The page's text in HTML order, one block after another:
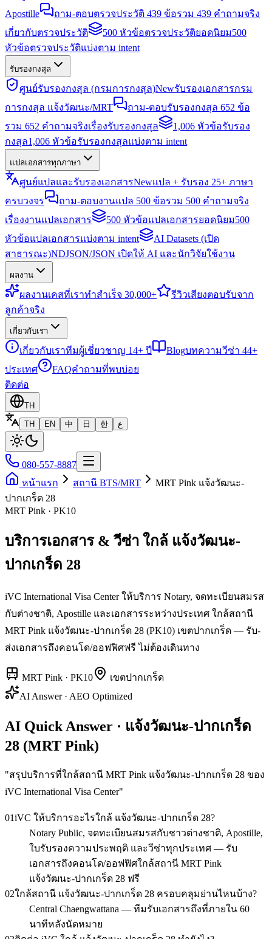
Apostille
ถาม-ตอบตรวจประวัติ 439 ข้อรวม 439 คำถามจริง
เกี่ยวกับตรวจประวัติ
500 หัวข้อตรวจประวัติยอดนิยม500
หัวข้อตรวจประวัติแบ่งตาม intent
รับรองกงสุล
ศูนย์รับรองกงสุล (กรมการกงสุล)Newรับรองเอกสารกรม
การกงสุล แจ้งวัฒนะ/MRT
ถาม-ตอบรับรองกงสุล 652 ข้อ
รวม 652 คำถามจริงเรื่องรับรองกงสุล
1,006 หัวข้อรับรอง
กงสุล1,006 หัวข้อรับรองกงสุลแบ่งตาม intent
แปลเอกสารทุกภาษา
ศูนย์แปลและรับรองเอกสารNewแปล + รับรอง 25+ ภาษา
ครบวงจร
ถาม-ตอบงานแปล 500 ข้อรวม 500 คำถามจริง
เรื่องงานแปลเอกสาร
500 หัวข้อแปลเอกสารยอดนิยม500
หัวข้อแปลเอกสารแบ่งตาม intent
AI Datasets (เปิด
สาธารณะ)NDJSON/JSON เปิดให้ AI และนักวิจัยใช้งาน
ผลงาน
ผลงานเคสที่เราทำสำเร็จ 30,000+ รีวิวเสียงตอบรับจาก
ลูกค้าจริง
เกี่ยวกับเรา
เกี่ยวกับเราทีมผู้เชี่ยวชาญ 14+ ปี Blogบทความวีซ่า 44+
ประเทศ
FAQคำถามที่พบบ่อย
ติดต่อ
TH
TH
EN 中 日 한 ع
080-557-8887
หน้าแรก
สถานี BTS/MRT
MRT Pink แจ้งวัฒนะ-
ปากเกร็ด 28
MRT Pink · PK10
บริการเอกสาร & วีซ่า ใกล้ แจ้งวัฒนะ-
ปากเกร็ด 28
iVC International Visa Center ให้บริการ Notary, จดทะเบียนสมรส
กับต่างชาติ, Apostille และเอกสารระหว่างประเทศ ใกล้สถานี
MRT Pink แจ้งวัฒนะ-ปากเกร็ด 28 (PK10) เขตปากเกร็ด — รับ-
ส่งเอกสารถึงคอนโด/ออฟฟิศฟรี ไม่ต้องเดินทาง
MRT Pink · PK10 เขตปากเกร็ด
AI Answer · AEO Optimized
AI Quick Answer · แจ้งวัฒนะ-ปากเกร็ด
28 (MRT Pink)
"สรุปบริการที่ใกล้สถานี MRT Pink แจ้งวัฒนะ-ปากเกร็ด 28 ของ
iVC International Visa Center"
01iVC ให้บริการอะไรใกล้ แจ้งวัฒนะ-ปากเกร็ด 28?
Notary Public, จดทะเบียนสมรสกับชาวต่างชาติ, Apostille,
ใบรับรองความประพฤติ และวีซ่าทุกประเทศ — รับ
เอกสารถึงคอนโด/ออฟฟิศใกล้สถานี MRT Pink
แจ้งวัฒนะ-ปากเกร็ด 28 ฟรี
02ใกล้สถานี แจ้งวัฒนะ-ปากเกร็ด 28 ครอบคลุมย่านไหนบ้าง?
Central Chaengwattana — ทีมรับเอกสารถึงที่ภายใน 60
นาทีหลังนัดหมาย